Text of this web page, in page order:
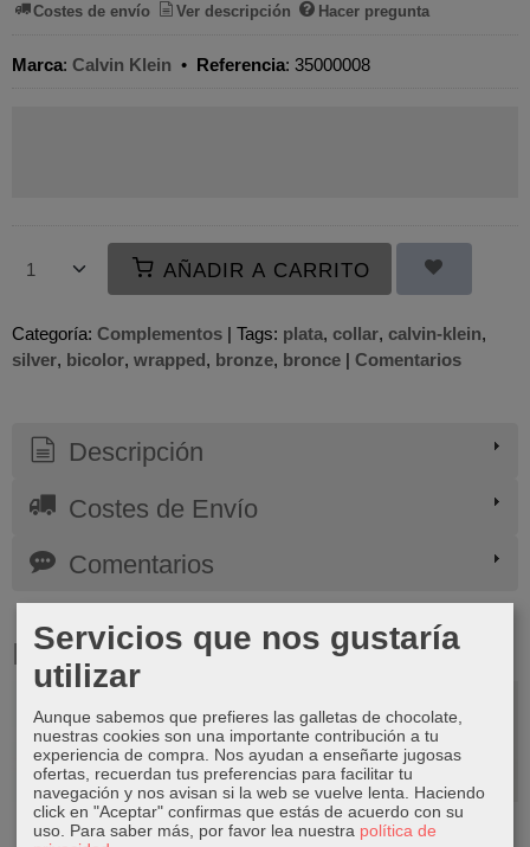
Costes de envío Ver descripción Hacer pregunta
Marca: Calvin Klein • Referencia: 35000008
AÑADIR A CARRITO
Categoría: Complementos | Tags: plata collar calvin-klein
silver bicolor wrapped bronze bronce | Comentarios
Descripción
Costes de Envío
Comentarios
Productos Relacionados
PDPAOLA
Collar Letra B
PDPAOLA
Anillo Twister
PDPAOLA
Pendiente
PDPAOLA
Pendiente
Servicios que nos gustaría
utilizar
Aunque sabemos que prefieres las galletas de chocolate,
nuestras cookies son una importante contribución a tu
experiencia de compra. Nos ayudan a enseñarte jugosas
ofertas, recuerdan tus preferencias para facilitar tu
navegación y nos avisan si la web se vuelve lenta. Haciendo
click en "Aceptar" confirmas que estás de acuerdo con su
uso. Para saber más, por favor lea nuestra política de